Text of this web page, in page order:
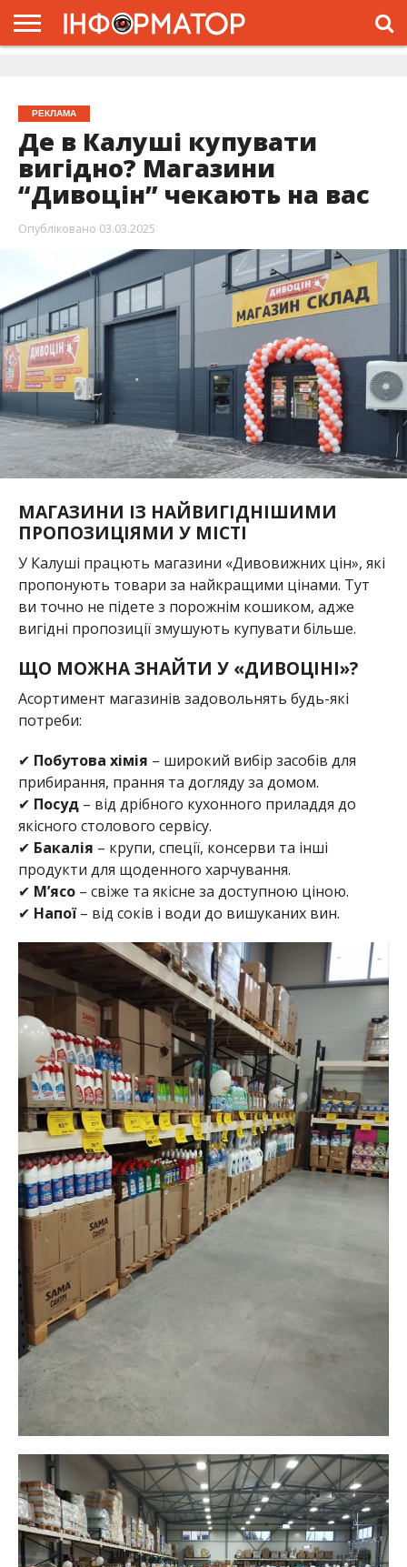
РЕКЛАМА
Де в Калуші купувати
вигідно? Магазини
“Дивоцін” чекають на вас
Опубліковано 03.03.2025
МАГАЗИНИ ІЗ НАЙВИГІДНІШИМИ
ПРОПОЗИЦІЯМИ У МІСТІ
У Калуші працють магазини «Дивовижних цін», які
пропонують товари за найкращими цінами. Тут
ви точно не підете з порожнім кошиком, адже
вигідні пропозиції змушують купувати більше.
ЩО МОЖНА ЗНАЙТИ У «ДИВОЦІНІ»?
Асортимент магазинів задовольнять будь-які
потреби:
✔ Побутова хімія – широкий вибір засобів для
прибирання, прання та догляду за домом.
✔ Посуд– від дрібного кухонного приладдя до
якісного столового сервісу.
✔ Бакалія – крупи, спеції, консерви та інші
продукти для щоденного харчування.
✔ М’ясо– свіже та якісне за доступною ціною.
✔ Напої– від соків і води до вишуканих вин.